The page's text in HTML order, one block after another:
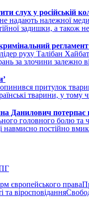
слух у російській
надають належної
задишки, а також
руху Талібан
за злочини залежно
притулок
тварини, у тому
Данилович потерпає
головного болю
навмисно постійно
європейського права
та віросповідання